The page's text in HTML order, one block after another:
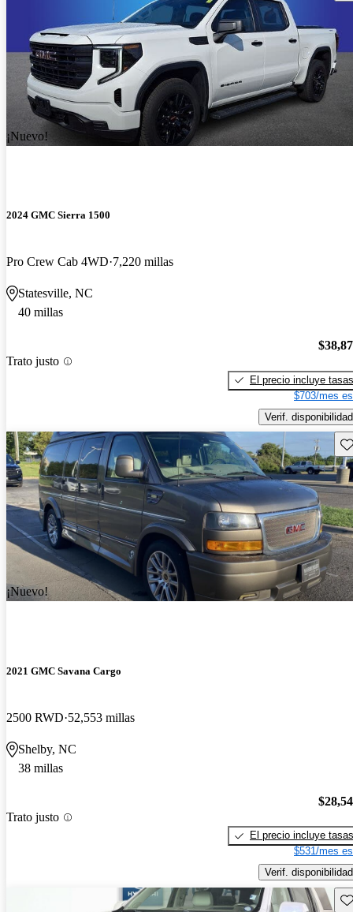
¡Nuevo!
2024 GMC Sierra 1500
Pro Crew Cab 4WD 7,220 millas
Statesville, NC
40 millas
Trato justo
El precio incluye tasas
$703/mes
Verif. disponibilidad
¡Nuevo!
2021 GMC Savana Cargo
2500 RWD 52,553 millas
Shelby, NC
38 millas
Trato justo
El precio incluye tasas
$531/mes
Verif. disponibilidad